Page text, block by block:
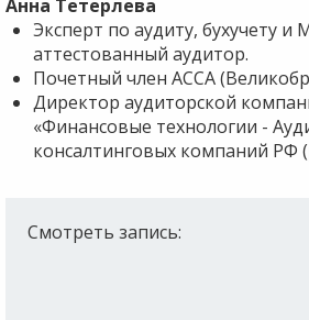
Анна Тетерлева
Эксперт по аудиту, бухучету и
аттестованный аудитор.
Почетный член АССА
Директор аудиторской
«Финансовые технологии -
консалтинговых компаний РФ
Смотреть запись: